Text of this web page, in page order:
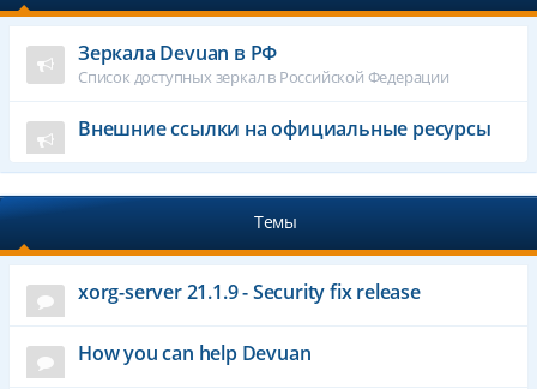
Зеркала Devuan в РФ
Список доступных зеркал в Российской Федерации
Внешние ссылки на официальные ресурсы
Темы
xorg-server 21.1.9 - Security fix release
How you can help Devuan